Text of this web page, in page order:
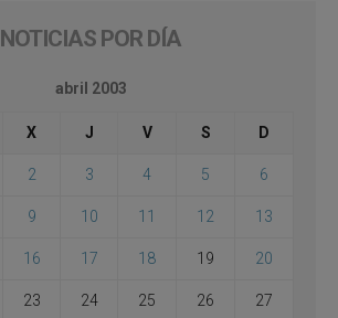
NOTICIAS POR DÍA
abril 2003
X J V S D
2 3 4 5 6
9 10 11 12 13
16 17 18 19 20
23 24 25 26 27